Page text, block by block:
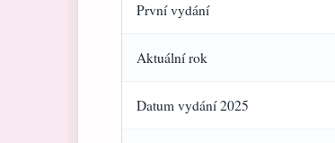
První vydání
Aktuální rok
Datum vydání 2025